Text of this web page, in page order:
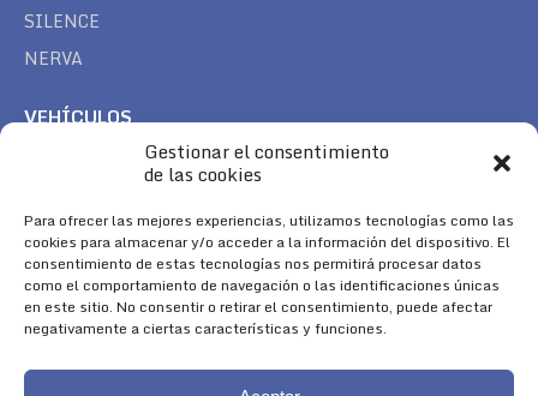
Gestionar el consentimiento
de las cookies
Para ofrecer las mejores experiencias, utilizamos tecnologías como las
cookies para almacenar y/o acceder a la información del dispositivo. El
consentimiento de estas tecnologías nos permitirá procesar datos
como el comportamiento de navegación o las identificaciones únicas
en este sitio. No consentir o retirar el consentimiento, puede afectar
negativamente a ciertas características y funciones.
SILENCE
NERVA
VEHÍCULOS
TREK
SÍGUENOS
Encuéntranos en:
Facebook
page
YouTube
page
Instagram
page